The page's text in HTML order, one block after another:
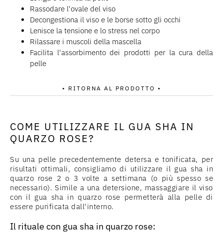
Rassodare l'ovale del viso
Decongestiona il viso e le borse sotto gli occhi
Lenisce la tensione e lo stress nel corpo
Rilassare i muscoli della mascella
Facilita l'assorbimento dei prodotti per la cura della
pelle
• RITORNA AL PRODOTTO •
COME UTILIZZARE IL GUA SHA IN
QUARZO ROSE?
Su una pelle precedentemente detersa e tonificata, per
risultati ottimali, consigliamo di utilizzare il gua sha in
quarzo rose 2 o 3 volte a settimana (o più spesso se
necessario). Simile a una detersione, massaggiare il viso
con il gua sha in quarzo rose permetterà alla pelle di
essere purificata dall'interno.
Il rituale con gua sha in quarzo rose: